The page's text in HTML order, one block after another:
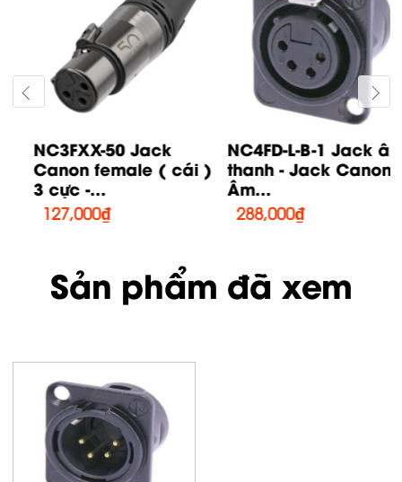
NC4FD-L-B-1 Jack âm
thanh - Jack Canon
Âm...
288,000₫
NC4FXX-B Jack âm
thanh - Jack Canon
female (...
230,000₫
Sản phẩm đã xem